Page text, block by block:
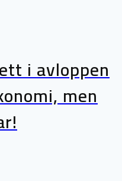
i avloppen
men